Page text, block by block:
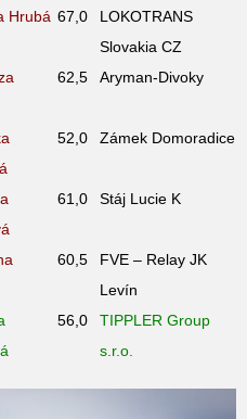
Hrubá 67,0
LOKOTRANS
Slovakia CZ
62,5 Aryman-Divoky
52,0 Zámek Domoradice
61,0 Stáj Lucie K
60,5
FVE – Relay JK
Levín
56,0
TIPPLER Group
s.r.o.